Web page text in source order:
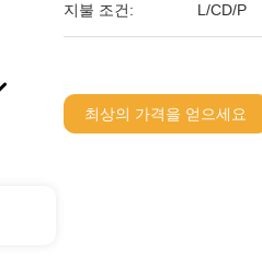
지불 조건: L/CD/P
최상의 가격을 얻으세요